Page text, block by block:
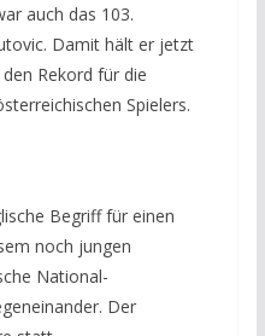
auch das 103.
Damit hält er jetzt
Rekord für die
Spielers.
Begriff für einen
noch jungen
National-
Der